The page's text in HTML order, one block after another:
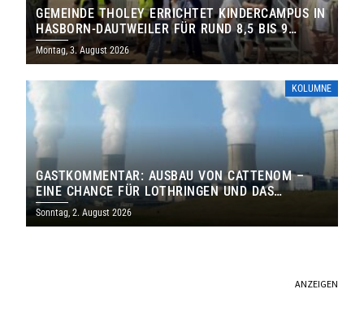
GEMEINDE THOLEY ERRICHTET KINDERCAMPUS IN
HASBORN-DAUTWEILER FÜR RUND 8,5 BIS 9
MILLIONEN EURO
Montag, 3. August 2026
KOLUMNE
GASTKOMMENTAR: AUSBAU VON CATTENOM –
EINE CHANCE FÜR LOTHRINGEN UND DAS
SAARLAND
Sonntag, 2. August 2026
ANZEIGEN